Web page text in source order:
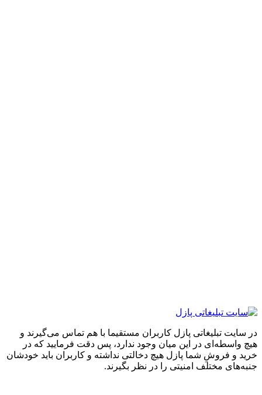
تبلیغاتی پازل کاربران مستقیما با هم تماس می‌گیرند و
در این میان وجود ندارد، پس دقت فرمایید که در
و فروشِ شما پازل هیچ دخالتی نداشته و کاربران باید خودشان
مختلف امنیتی را در نظر بگیرند.